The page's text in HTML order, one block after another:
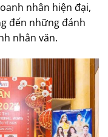
nhân hiện đại,
đến những đánh
nhân văn.